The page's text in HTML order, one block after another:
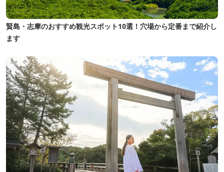
賢島・志摩のおすすめ観光スポット10選！穴場から定番まで紹介し
ます